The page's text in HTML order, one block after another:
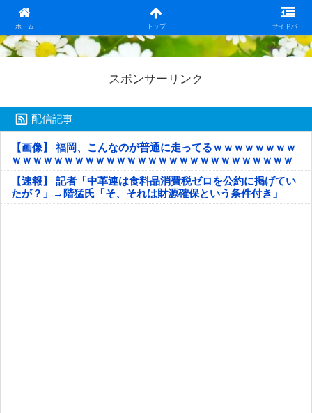
ホーム トップ サイドバー
日本第一！ニュース録
スポンサーリンク
配信記事
【画像】 福岡、こんなのが普通に走ってるｗｗｗｗｗｗｗｗ
ｗｗｗｗｗｗｗｗｗｗｗｗｗｗｗｗｗｗｗｗｗｗｗｗｗｗｗ
ｗｗｗｗｗ
【速報】 記者「中革連は食料品消費税ゼロを公約に掲げてい
たが？」→階猛氏「そ、それは財源確保という条件付き」